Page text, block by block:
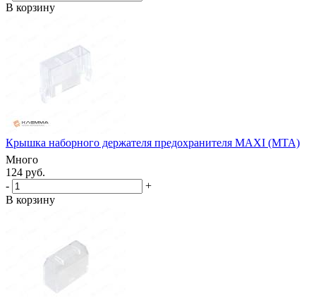
В корзину
Крышка наборного держателя предохранителя MAXI (MTA)
Много
124 руб.
-
+
В корзину